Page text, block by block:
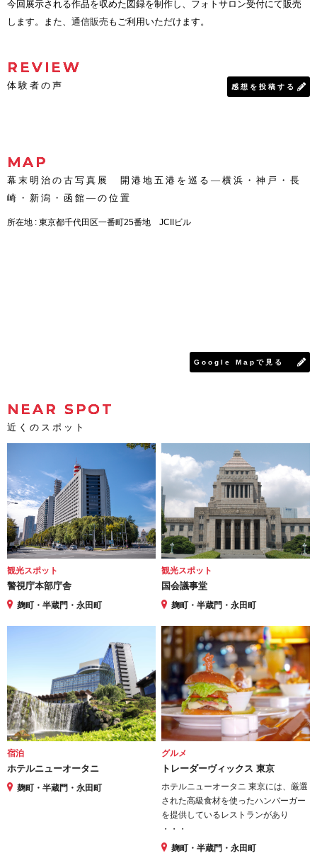
今回展示される作品を収めた図録を制作し、フォトサロン受付にて販売
します。また、 通信販売 もご利用いただけます。
REVIEW
体験者の声 感想を投稿する
MAP
幕末明治の古写真展 開港地五港を巡る―横浜・神戸・長
崎・新潟・函館―の位置
Google Mapで見る
所在地 : 東京都千代田区一番町25番地 JCIIビル
NEAR SPOT
近くのスポット
観光スポット
警視庁本部庁舎
麹町・半蔵門・永田町
観光スポット
国会議事堂
麹町・半蔵門・永田町
宿泊
ホテルニューオータニ
麹町・半蔵門・永田町
グルメ
トレーダーヴィックス 東京
ホテルニューオータニ 東京には、厳選
された高級食材を使ったハンバーガー
を提供しているレストランがあり
・・・
麹町・半蔵門・永田町